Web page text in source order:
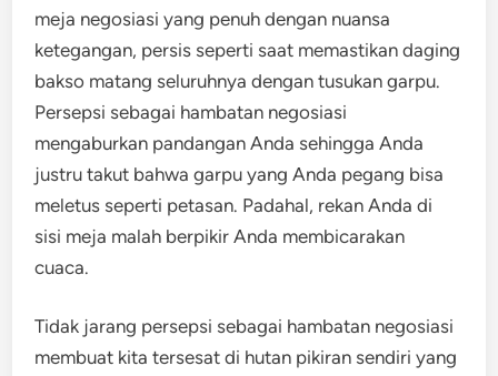
meja negosiasi yang penuh dengan nuansa
ketegangan, persis seperti saat memastikan daging
bakso matang seluruhnya dengan tusukan garpu.
Persepsi sebagai hambatan negosiasi
mengaburkan pandangan Anda sehingga Anda
justru takut bahwa garpu yang Anda pegang bisa
meletus seperti petasan. Padahal, rekan Anda di
sisi meja malah berpikir Anda membicarakan
cuaca.
Tidak jarang persepsi sebagai hambatan negosiasi
membuat kita tersesat di hutan pikiran sendiri yang